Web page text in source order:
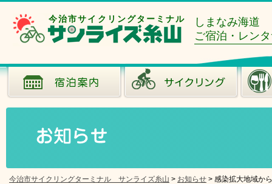
今治市サイクリングターミナル
しまなみ海道
ご宿泊・レン
今治市サイクリングターミナル サンライズ糸山 > お知らせ > 感染拡大地域か